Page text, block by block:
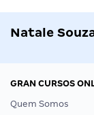
Natale
GRAN CURSOS
Quem Somos